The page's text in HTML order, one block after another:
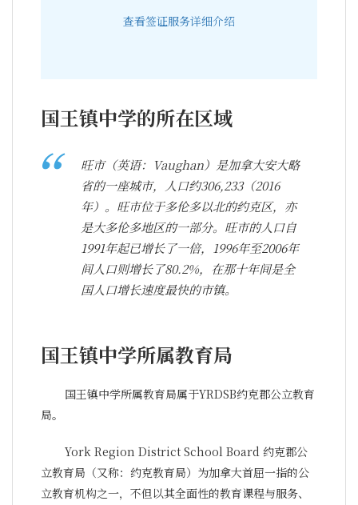
查看签证服务详细介绍
国王镇中学的所在区域
旺市（英语：Vaughan）是加拿大安大略
省的一座城市，人口约306,233（2016
年）。旺市位于多伦多以北的约克区，亦
是大多伦多地区的一部分。旺市的人口自
1991年起已增长了一倍，1996年至2006年
间人口则增长了80.2%，在那十年间是全
国人口增长速度最快的市镇。
国王镇中学所属教育局
国王镇中学所属教育局属于YRDSB约克郡公立教育
局。
York Region District School Board 约克郡公
立教育局（又称：约克教育局）为加拿大首屈一指的公
立教育机构之一，不但以其全面性的教育课程与服务、